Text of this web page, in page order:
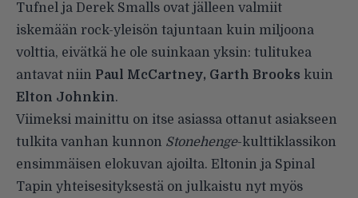
Tufnel ja Derek Smalls ovat jälleen valmiit
iskemään rock-yleisön tajuntaan kuin miljoona
volttia, eivätkä he ole suinkaan yksin: tulitukea
antavat niin Paul McCartney, Garth Brooks kuin
Elton Johnkin.
Viimeksi mainittu on itse asiassa ottanut asiakseen
tulkita vanhan kunnon Stonehenge-kulttiklassikon
ensimmäisen elokuvan ajoilta. Eltonin ja Spinal
Tapin yhteisesityksestä on julkaistu nyt myös